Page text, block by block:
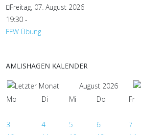
Freitag, 07. August 2026
19:30 -
FFW Übung
AMLISHAGEN KALENDER
August 2026
Mo
Di Mi Do Fr
3
4 5 6 7